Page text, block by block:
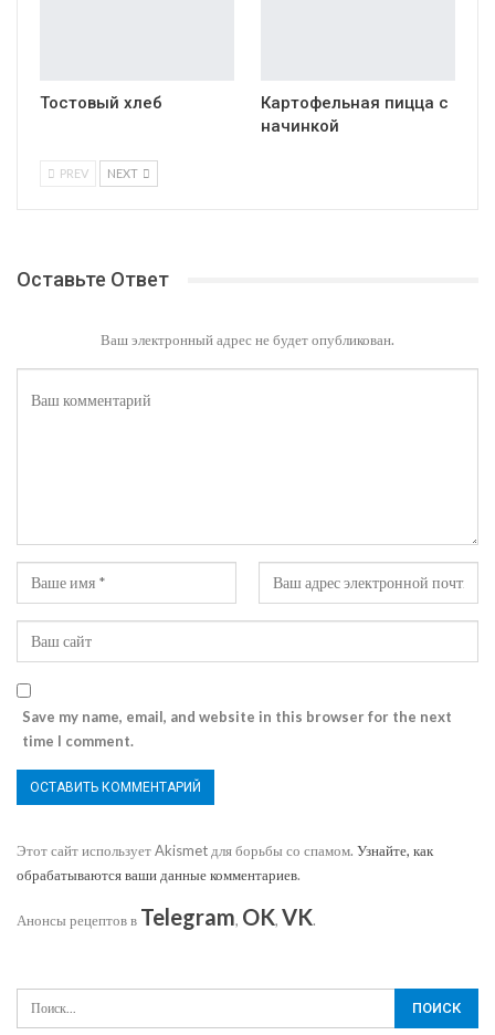
Тостовый хлеб
Картофельная пицца с
начинкой
PREV NEXT
Оставьте Ответ
Ваш электронный адрес не будет опубликован.
Save my name, email, and website in this browser for the next
time I comment.
Этот сайт использует Akismet для борьбы со спамом. Узнайте, как
обрабатываются ваши данные комментариев.
Анонсы рецептов в Telegram, OK, VK.